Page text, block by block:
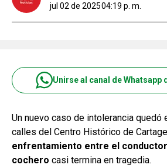
jul 02 de 202504:19 p. m.
Unirse al canal de Whatsapp
Un nuevo caso de intolerancia quedó
calles del Centro Histórico de
enfrentamiento entre el conductor
cochero casi termina en tragedia.